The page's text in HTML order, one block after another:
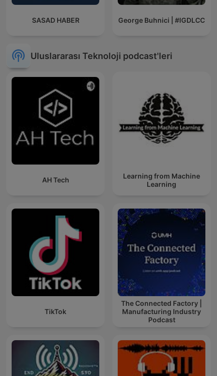
SASAD HABER George Buhnici | #IGDLCC
Uluslararası Teknoloji podcast'leri
AH Tech
Learning from Machine
Learning
TikTok
The Connected Factory |
Manufacturing Industry
Podcast